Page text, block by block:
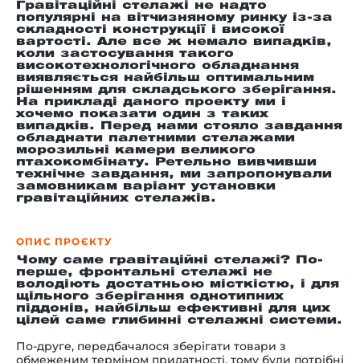
Гравітаційні стелажі не надто
популярні на вітчизняному ринку із-за
складності конструкції і високої
вартості. Але все ж немало випадків,
коли застосування такого
високотехнологічного обладнання
виявляється найбільш оптимальним
рішенням для складського зберігання.
На прикладі даного проекту ми і
хочемо показати один з таких
випадків. Перед нами стояло завдання
обладнати палетними стелажами
морозильні камери великого
птахокомбінату. Ретельно вивчивши
технічне завдання, ми запропонували
замовникам варіант установки
гравітаційних стелажів.
ОПИС ПРОЄКТУ
Чому саме гравітаційні стелажі? По-
перше, фронтальні стелажі не
володіють достатньою місткістю, і для
щільного зберігання однотипних
піддонів, найбільш ефективні для цих
цілей саме глибинні стелажні системи.
По-друге, передбачалося зберігати товари з
обмеженим терміном придатності, тому були потрібні